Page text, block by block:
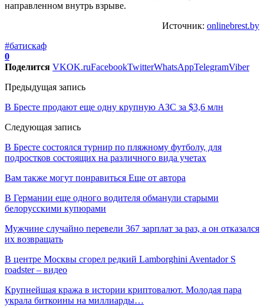
направленном внутрь взрыве.
Источник: onlinebrest.by
#батискаф
0
Поделится VKOK.ruFacebookTwitterWhatsAppTelegramViber
Предыдущая запись
В Бресте продают еще одну крупную АЗС за $3,6 млн
Следующая запись
В Бресте состоялся турнир по пляжному футболу, для
подростков состоящих на различного вида учетах
Вам также могут понравиться Еще от автора
В Германии еще одного водителя обманули старыми
белорусскими купюрами
Мужчине случайно перевели 367 зарплат за раз, а он отказался
их возвращать
В центре Москвы сгорел редкий Lamborghini Aventador S
roadster – видео
Крупнейшая кража в истории криптовалют. Молодая пара
украла биткоины на миллиарды…